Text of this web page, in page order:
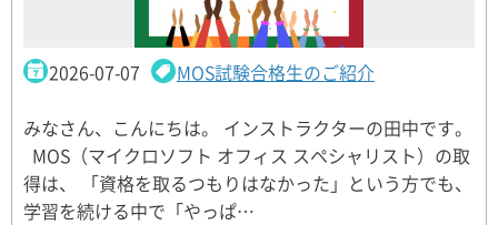
2026-07-07 MOS試験合格生のご紹介
みなさん、こんにちは。 インストラクターの田中です。
MOS（マイクロソフト オフィス スペシャリスト）の取
得は、 「資格を取るつもりはなかった」という方でも、
学習を続ける中で「やっぱ…